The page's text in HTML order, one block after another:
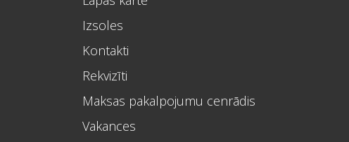
Izsoles
Kontakti
Rekvizīti
Maksas pakalpojumu cenrādis
Vakances